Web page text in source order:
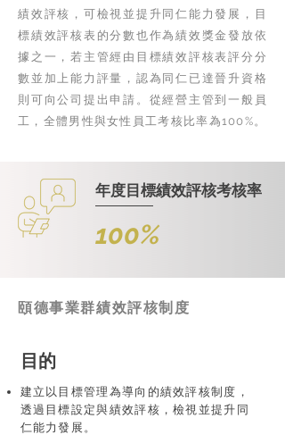
績效評核，可檢視並提升同仁能力發展，目
標績效評核表的分數也作為績效獎金發放依
據之一，若主管經由目標績效評核表評分分
數並加上能力評量，認為同仁已達晉升資格
則可向公司提出申請。從經營主管到一般員
工，全體男性與女性員工考核比率為100%。
年度目標績效評核考核率
100%
頤德事業群績效評核制度
目的
建立以目標管理為導向的績效評核制度，
透過目標設定與績效評核，檢視並提升同
仁能力發展。